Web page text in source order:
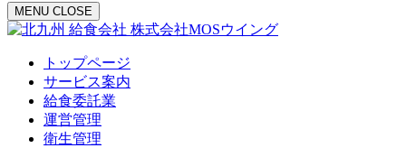
MENU CLOSE
トップページ
サービス案内
給食委託業
運営管理
衛生管理